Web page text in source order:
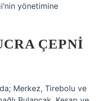
yönetimine
ÇEPNI
Merkez, Tirebolu ve